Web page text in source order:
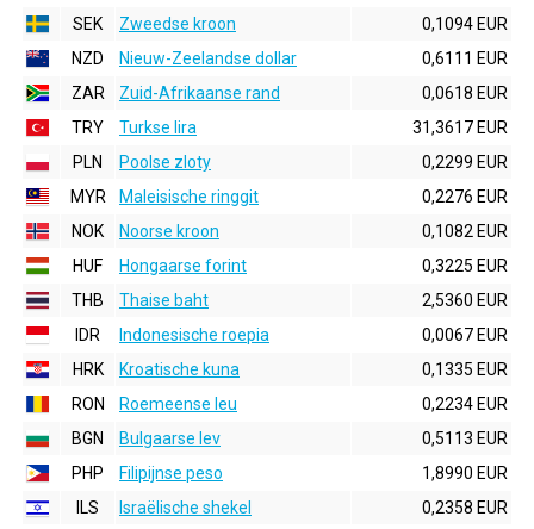
SEK
Zweedse kroon
0,1094 EUR
NZD
Nieuw-Zeelandse dollar
0,6111 EUR
ZAR
Zuid-Afrikaanse rand
0,0618 EUR
TRY
Turkse lira
31,3617 EUR
PLN
Poolse zloty
0,2299 EUR
MYR
Maleisische ringgit
0,2276 EUR
NOK
Noorse kroon
0,1082 EUR
HUF
Hongaarse forint
0,3225 EUR
THB
Thaise baht
2,5360 EUR
IDR
Indonesische roepia
0,0067 EUR
HRK
Kroatische kuna
0,1335 EUR
RON
Roemeense leu
0,2234 EUR
BGN
Bulgaarse lev
0,5113 EUR
PHP
Filipijnse peso
1,8990 EUR
ILS
Israëlische shekel
0,2358 EUR